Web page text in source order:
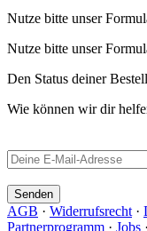
Nutze bitte unser
Nutze bitte unser
Den Status deiner
Wie können wir dir
Senden
AGB · Widerrufsrecht ·
Partnerprogramm · Jobs ·